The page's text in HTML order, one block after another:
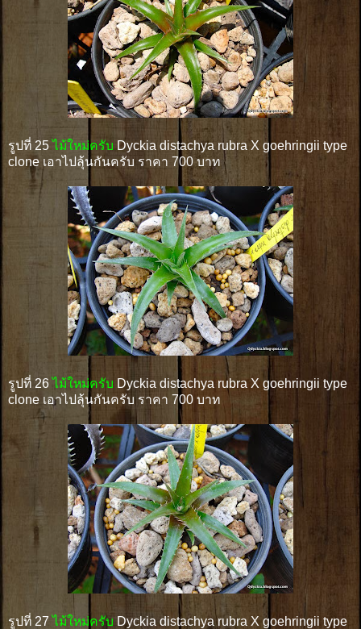
รูปที่ 25ไม้ใหม่ครับ Dyckia distachya rubra X goehringii type
clone เอาไปลุ้นกันครับ ราคา 700 บาท
รูปที่ 26ไม้ใหม่ครับ Dyckia distachya rubra X goehringii type
clone เอาไปลุ้นกันครับ ราคา 700 บาท
รูปที่ 27ไม้ใหม่ครับ Dyckia distachya rubra X goehringii type